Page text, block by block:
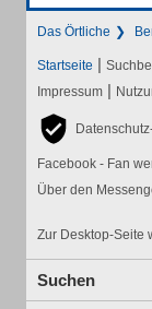
Das Örtliche
Startseite |
Impressum |
Facebook - Fan
Über den
Zur Desktop-Seite
Suchen